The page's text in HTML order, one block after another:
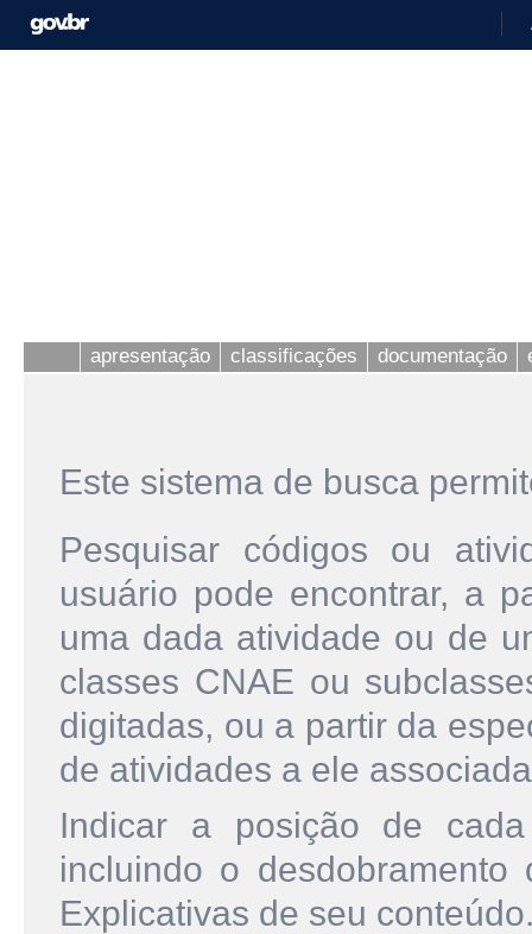
apresentação classificações documentação
Este sistema de busca
Pesquisar códigos ou
usuário pode encontrar, a
uma dada atividade ou de
classes CNAE ou
digitadas, ou a partir da
de atividades a ele
Indicar a posição de
incluindo o
Explicativas de seu